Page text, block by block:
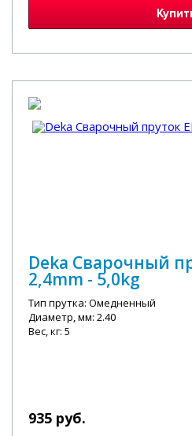
Deka Сварочный
2,4mm - 5,0kg
Тип прутка: Омедненный
Диаметр, мм: 2.40
Вес, кг: 5
935 руб.